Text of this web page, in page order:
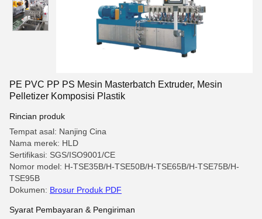
PE PVC PP PS Mesin Masterbatch Extruder, Mesin
Pelletizer Komposisi Plastik
Rincian produk
Tempat asal: Nanjing Cina
Nama merek: HLD
Sertifikasi: SGS/ISO9001/CE
Nomor model: H-TSE35B/H-TSE50B/H-TSE65B/H-TSE75B/H-
TSE95B
Dokumen: Brosur Produk PDF
Syarat Pembayaran & Pengiriman